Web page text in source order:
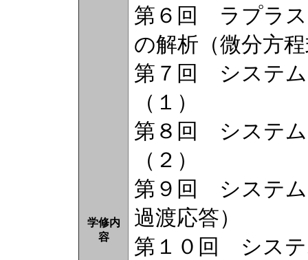
学修内
容
第６回 ラプラス
の解析（微分方
第７回 システム
（１）
第８回 システム
（２）
第９回 システム
過渡応答）
第１０回 システ